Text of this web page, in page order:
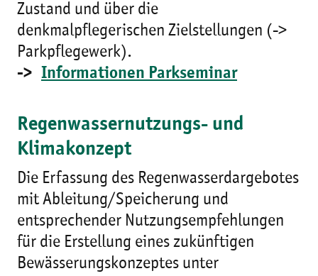
Zustand und über die
denkmalpflegerischen Zielstellungen (->
Parkpflegewerk).
-> Informationen Parkseminar
Regenwassernutzungs- und
Klimakonzept
Die Erfassung des Regenwasserdargebotes
mit Ableitung/Speicherung und
entsprechender Nutzungsempfehlungen
für die Erstellung eines zukünftigen
Bewässerungskonzeptes unter